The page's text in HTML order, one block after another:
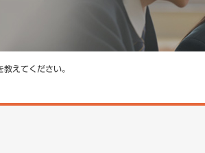
えてください。